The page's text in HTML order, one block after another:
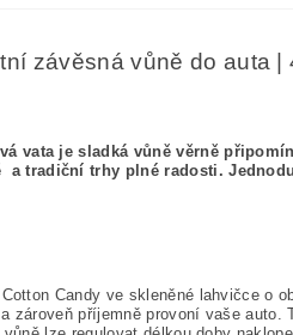
závěsná vůně do auta |
vata je sladká vůně věrně
tradiční trhy plné radosti.
Candy ve skleněné lahvičce o
zároveň příjemně provoní vaše auto.